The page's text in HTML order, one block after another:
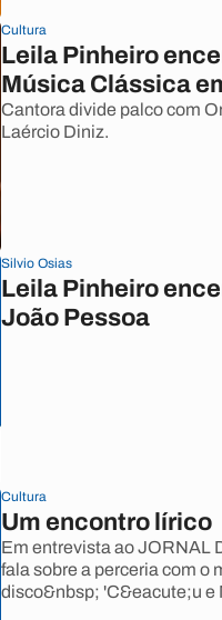
Cultura
Leila Pinheiro
Música Clássica
Cantora divide palco com
Laércio Diniz.
Silvio Osias
Leila Pinheiro
João Pessoa
Cultura
Um encontro lírico
Em entrevista ao JORNAL
fala sobre a perceria com o
disco&nbsp; 'C&eacute;u e